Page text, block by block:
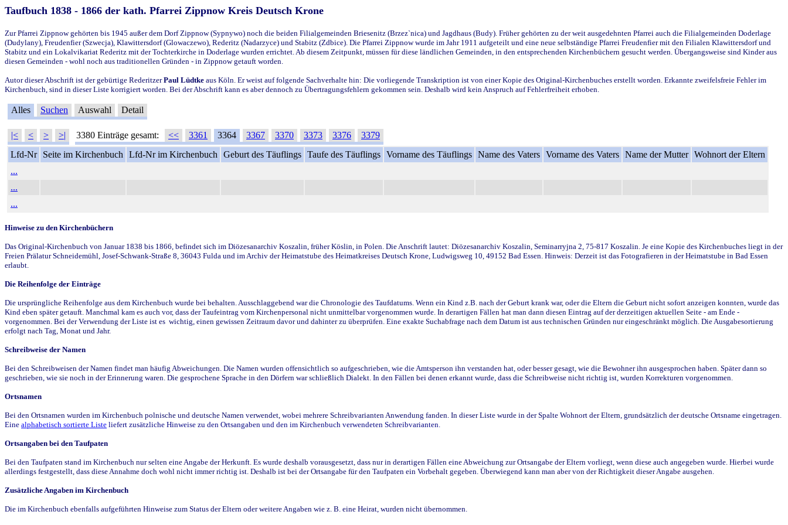
Taufbuch 1838 - 1866 der kath. Pfarrei Zippnow Kreis Deutsch Krone
Zur Pfarrei Zippnow gehörten bis 1945 außer dem Dorf Zippnow (Sypnywo) noch die beiden Filialgemeinden Briesenitz (Brzez`nica) und Jagdhaus (Budy). Früher gehörten zu der weit ausgedehnten Pfarrei auch die Filialgemeinden Doderlage
(Dudylany), Freudenfier (Szwecja), Klawittersdorf (Glowaczewo), Rederitz (Nadarzyce) und Stabitz (Zdbice). Die Pfarrei Zippnow wurde im Jahr 1911 aufgeteilt und eine neue selbständige Pfarrei Freudenfier mit den Filialen Klawittersdorf und
Stabitz und ein Lokalvikariat Rederitz mit der Tochterkirche in Doderlage wurden errichtet. Ab diesem Zeitpunkt, müssen für diese ländlichen Gemeinden, in den entsprechenden Kirchenbüchern gesucht werden. Übergangsweise sind Kinder aus
diesen Gemeinden - wohl noch aus traditionellen Gründen - in Zippnow getauft worden.
Autor dieser Abschrift ist der gebürtige RederitzerPaul Lüdtke aus Köln. Er weist auf folgende Sachverhalte hin: Die vorliegende Transkription ist von einer Kopie des Original-Kirchenbuches erstellt worden. Erkannte zweifelsfreie Fehler im
Kirchenbuch, sind in dieser Liste korrigiert worden. Bei der Abschrift kann es aber dennoch zu Übertragungsfehlern gekommen sein. Deshalb wird kein Anspruch auf Fehlerfreiheit erhoben.
Alles Suchen Auswahl Detail
|< < > >| 3380 Einträge gesamt: << 3361 3364 3367 3370 3373 3376
3379
Lfd-Nr
Seite im Kirchenbuch Lfd-Nr im Kirchenbuch Geburt des Täuflings Taufe des Täuflings Vorname des Täuflings Name des Vaters Vorname des Vaters Name der Mutter Wohnort der Eltern
...
...
...
Hinweise zu den Kirchenbüchern
Das Original-Kirchenbuch von Januar 1838 bis 1866, befindet sich im Diözesanarchiv Koszalin, früher Köslin, in Polen. Die Anschrift lautet: Diözesanarchiv Koszalin, Seminarryjna 2, 75-817 Koszalin. Je eine Kopie des Kirchenbuches liegt in der
Freien Prälatur Schneidemühl, Josef-Schwank-Straße 8, 36043 Fulda und im Archiv der Heimatstube des Heimatkreises Deutsch Krone, Ludwigsweg 10, 49152 Bad Essen. Hinweis: Derzeit ist das Fotografieren in der Heimatstube in Bad Essen
erlaubt.
Die Reihenfolge der Einträge
Die ursprüngliche Reihenfolge aus dem Kirchenbuch wurde bei behalten. Ausschlaggebend war die Chronologie des Taufdatums. Wenn ein Kind z.B. nach der Geburt krank war, oder die Eltern die Geburt nicht sofort anzeigen konnten, wurde das
Kind eben später getauft. Manchmal kam es auch vor, dass der Taufeintrag vom Kirchenpersonal nicht unmittelbar vorgenommen wurde. In derartigen Fällen hat man dann diesen Eintrag auf der derzeitigen aktuellen Seite - am Ende -
vorgenommen. Bei der Verwendung der Liste ist es wichtig, einen gewissen Zeitraum davor und dahinter zu überprüfen. Eine exakte Suchabfrage nach dem Datum ist aus technischen Gründen nur eingeschränkt möglich. Die Ausgabesortierung
erfolgt nach Tag, Monat und Jahr.
Schreibweise der Namen
Bei den Schreibweisen der Namen findet man häufig Abweichungen. Die Namen wurden offensichtlich so aufgeschrieben, wie die Amtsperson ihn verstanden hat, oder besser gesagt, wie die Bewohner ihn ausgesprochen haben. Später dann so
geschrieben, wie sie noch in der Erinnerung waren. Die gesprochene Sprache in den Dörfern war schließlich Dialekt. In den Fällen bei denen erkannt wurde, dass die Schreibweise nicht richtig ist, wurden Korrekturen vorgenommen.
Ortsnamen
Bei den Ortsnamen wurden im Kirchenbuch polnische und deutsche Namen verwendet, wobei mehrere Schreibvarianten Anwendung fanden. In dieser Liste wurde in der Spalte Wohnort der Eltern, grundsätzlich der deutsche Ortsname eingetragen.
Eine alphabetisch sortierte Liste liefert zusätzliche Hinweise zu den Ortsangaben und den im Kirchenbuch verwendeten Schreibvarianten.
Ortsangaben bei den Taufpaten
Bei den Taufpaten stand im Kirchenbuch nur selten eine Angabe der Herkunft. Es wurde deshalb vorausgesetzt, dass nur in derartigen Fällen eine Abweichung zur Ortsangabe der Eltern vorliegt, wenn diese auch angegeben wurde. Hierbei wurde
allerdings festgestellt, dass diese Annahme doch wohl nicht immer richtig ist. Deshalb ist bei der Ortsangabe für den Taufpaten ein Vorbehalt gegeben. Überwiegend kann man aber von der Richtigkeit dieser Angabe ausgehen.
Zusätzliche Angaben im Kirchenbuch
Die im Kirchenbuch ebenfalls aufgeführten Hinweise zum Status der Eltern oder weitere Angaben wie z. B. eine Heirat, wurden nicht übernommen.